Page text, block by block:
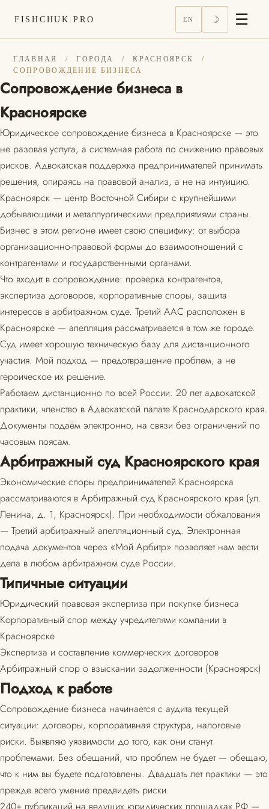
FISHCHUK.PRO EN ☽ ☰
ГЛАВНАЯ / ГОРОДА / КРАСНОЯРСК
/
СОПРОВОЖДЕНИЕ БИЗНЕСА
Сопровождение бизнеса в
Красноярске
Юридическое сопровождение бизнеса в Красноярске — это
не разовая услуга, а системная работа по снижению правовых
рисков. Адвокатская поддержка предпринимателей принимать
решения, опираясь на правовой анализ, а не на интуицию.
Красноярск — центр Восточной Сибири с крупнейшими
добывающими и металлургическими предприятиями страны.
Бизнес в этом регионе имеет свою специфику: от выбора
организационно-правовой формы до взаимоотношений с
контрагентами и государственными органами.
Что входит в сопровождение: проверка контрагентов,
экспертиза договоров, корпоративные споры, защита
интересов в арбитражном суде. Третий ААС расположен в
Красноярске — апелляция рассматривается в том же городе.
Суд имеет хорошую техническую базу для дистанционного
участия. Мой подход — предотвращение проблем, а не
героическое их решение.
Работаем дистанционно по всей России. 20 лет адвокатской
практики, членство в Адвокатской палате Краснодарского края.
Документы подаём электронно, на связи без ограничений по
часовым поясам.
Арбитражный суд Красноярского края
Экономические споры предпринимателей Красноярска
рассматриваются в Арбитражный суд Красноярского края (ул.
Ленина, д. 1, Красноярск). При необходимости обжалования
— Третий арбитражный апелляционный суд. Электронная
подача документов через «Мой Арбитр» позволяет нам вести
дела в любом арбитражном суде России.
Типичные ситуации
Юридический правовая экспертиза при покупке бизнеса
Корпоративный спор между учредителями компании в
Красноярске
Экспертиза и составление коммерческих договоров
Арбитражный спор о взыскании задолженности (Красноярск)
Подход к работе
Сопровождение бизнеса начинается с аудита текущей
ситуации: договоры, корпоративная структура, налоговые
риски. Выявляю уязвимости до того, как они станут
проблемами. Без обещаний, что проблем не будет — обещаю,
что к ним вы будете подготовлены. Двадцать лет практики — это
прежде всего умение предвидеть риски.